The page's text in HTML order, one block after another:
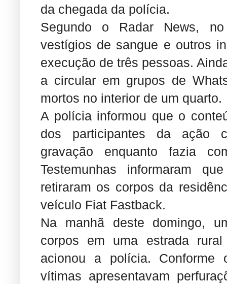
da chegada da polícia.
Segundo o Radar News,
vestígios de sangue e outros
execução de três pessoas.
a circular em grupos de
mortos no interior de um quarto.
A polícia informou que o
dos participantes da ação
gravação enquanto fazia
Testemunhas informaram
retiraram os corpos da
veículo Fiat Fastback.
Na manhã deste domingo,
corpos em uma estrada
acionou a polícia. Conforme
vítimas apresentavam